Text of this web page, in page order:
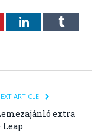
LinkedInTumblr
ARTICLE
extra
Leap